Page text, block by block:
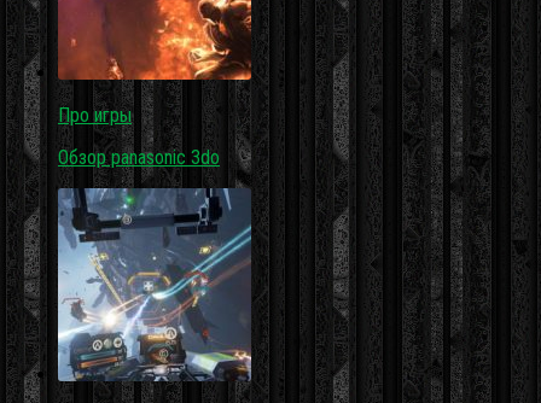
Про игры
Обзор panasonic 3do